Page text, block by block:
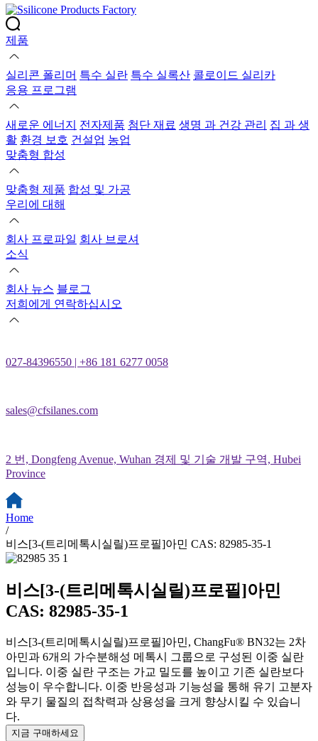
제품
실리콘 폴리머 특수 실란 특수 실록산 콜로이드 실리카
응용 프로그램
새로운 에너지 전자제품 첨단 재료 생명 과 건강 관리 집 과 생
활 환경 보호 건설업 농업
맞춤형 합성
맞춤형 제품 합성 및 가공
우리에 대해
회사 프로파일 회사 브로셔
소식
회사 뉴스 블로그
저희에게 연락하십시오
027-84396550 | +86 181 6277 0058
sales@cfsilanes.com
2 번, Dongfeng Avenue, Wuhan 경제 및 기술 개발 구역, Hubei
Province
Home
/
비스[3-(트리메톡시실릴)프로필]아민 CAS: 82985-35-1
비스[3-(트리메톡시실릴)프로필]아민
CAS: 82985-35-1
비스[3-(트리메톡시실릴)프로필]아민, ChangFu® BN32는 2차
아민과 6개의 가수분해성 메톡시 그룹으로 구성된 이중 실란
입니다. 이중 실란 구조는 가교 밀도를 높이고 기존 실란보다
성능이 우수합니다. 이중 반응성과 기능성을 통해 유기 고분자
와 무기 물질의 접착력과 상용성을 크게 향상시킬 수 있습니
다.
지금 구매하세요